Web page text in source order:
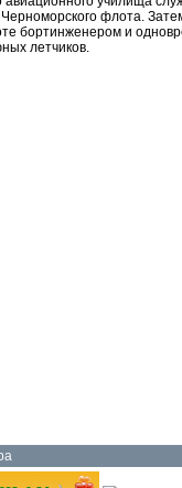
флота.
бортинженером и
летчиков.